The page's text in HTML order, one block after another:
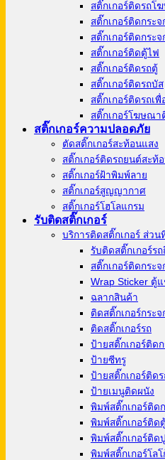
สติ๊กเกอร์ติดรถโ
สติ๊กเกอร์ติดกระ
สติ๊กเกอร์ติดกระ
สติ๊กเกอร์ติดตู้ไฟ
สติ๊กเกอร์ติดรถตู้
สติ๊กเกอร์ติดรถบัส
สติ๊กเกอร์ติดรถเ
สติ๊กเกอร์โฆษณา
สติ๊กเกอร์ความปลอดภัย
ตัดสติ๊กเกอร์สะท้อนแสง
สติ๊กเกอร์ติดรถยนต์สะท้
สติ๊กเกอร์ฝ้าพิมพ์ลาย
สติ๊กเกอร์สูญญากาศ
สติ๊กเกอร์โฮโลแกรม
รับติดสติ๊กเกอร์
บริการติดสติ๊กเกอร์ ส่วน
รับติดสติ๊กเกอร์รถ
สติ๊กเกอร์ติดกระจ
Wrap Sticker ตู้
ฉลากสินค้า
ติดสติ๊กเกอร์กระจ
ติดสติ๊กเกอร์รถ
ป้ายสติ๊กเกอร์ติด
ป้ายซีทรู
ป้ายสติ๊กเกอร์ติด
ป้ายเมนูติดผนัง
พิมพ์สติ๊กเกอร์ติด
พิมพ์สติ๊กเกอร์ติด
พิมพ์สติ๊กเกอร์ติด
พิมพ์สติ๊กเกอร์โล